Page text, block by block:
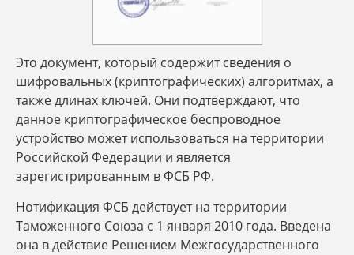
Это документ, который содержит сведения о
шифровальных (криптографических) алгоритмах, а
также длинах ключей. Они подтверждают, что
данное криптографическое беспроводное
устройство может использоваться на территории
Российской Федерации и является
зарегистрированным в ФСБ РФ.
Нотификация ФСБ действует на территории
Таможенного Союза с 1 января 2010 года. Введена
она в действие Решением Межгосударственного